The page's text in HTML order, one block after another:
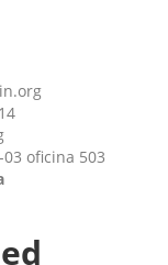
oficina 503